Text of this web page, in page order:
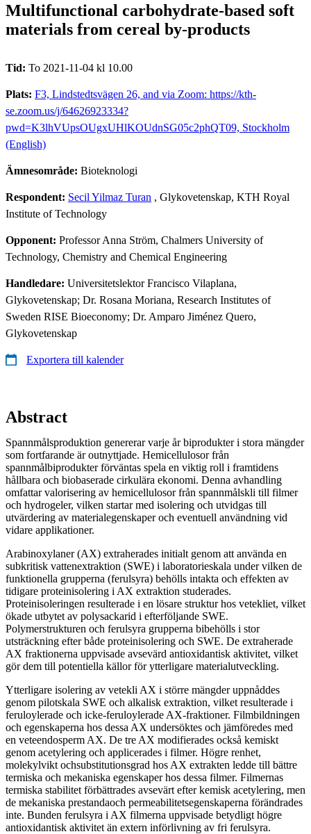
Multifunctional carbohydrate-based soft
materials from cereal by-products
Tid: To 2021-11-04 kl 10.00
Plats: F3, Lindstedtsvägen 26, and via Zoom: https://kth-
se.zoom.us/j/64626923334?
pwd=K3lhVUpsOUgxUHlKOUdnSG05c2phQT09, Stockholm
(English)
Ämnesområde: Bioteknologi
Respondent: Secil Yilmaz Turan , Glykovetenskap, KTH Royal
Institute of Technology
Opponent: Professor Anna Ström, Chalmers University of
Technology, Chemistry and Chemical Engineering
Handledare: Universitetslektor Francisco Vilaplana,
Glykovetenskap; Dr. Rosana Moriana, Research Institutes of
Sweden RISE Bioeconomy; Dr. Amparo Jiménez Quero,
Glykovetenskap
Exportera till kalender
Abstract
Spannmålsproduktion genererar varje år biprodukter i stora mängder
som fortfarande är outnyttjade. Hemicellulosor från
spannmålbiprodukter förväntas spela en viktig roll i framtidens
hållbara och biobaserade cirkulära ekonomi. Denna avhandling
omfattar valorisering av hemicellulosor från spannmålskli till filmer
och hydrogeler, vilken startar med isolering och utvidgas till
utvärdering av materialegenskaper och eventuell användning vid
vidare applikationer.
Arabinoxylaner (AX) extraherades initialt genom att använda en
subkritisk vattenextraktion (SWE) i laboratorieskala under vilken de
funktionella grupperna (ferulsyra) behölls intakta och effekten av
tidigare proteinisolering i AX extraktion studerades.
Proteinisoleringen resulterade i en lösare struktur hos vetekliet, vilket
ökade utbytet av polysackarid i efterföljande SWE.
Polymerstrukturen och ferulsyra grupperna bibehölls i stor
utsträckning efter både proteinisolering och SWE. De extraherade
AX fraktionerna uppvisade avsevärd antioxidantisk aktivitet, vilket
gör dem till potentiella källor för ytterligare materialutveckling.
Ytterligare isolering av vetekli AX i större mängder uppnåddes
genom pilotskala SWE och alkalisk extraktion, vilket resulterade i
feruloylerade och icke-feruloylerade AX-fraktioner. Filmbildningen
och egenskaperna hos dessa AX undersöktes och jämföredes med
en veteendosperm AX. De tre AX modifierades också kemiskt
genom acetylering och applicerades i filmer. Högre renhet,
molekylvikt ochsubstitutionsgrad hos AX extrakten ledde till bättre
termiska och mekaniska egenskaper hos dessa filmer. Filmernas
termiska stabilitet förbättrades avsevärt efter kemisk acetylering, men
de mekaniska prestandaoch permeabilitetsegenskaperna förändrades
inte. Bunden ferulsyra i AX filmerna uppvisade betydligt högre
antioxidantisk aktivitet än extern införlivning av fri ferulsyra.